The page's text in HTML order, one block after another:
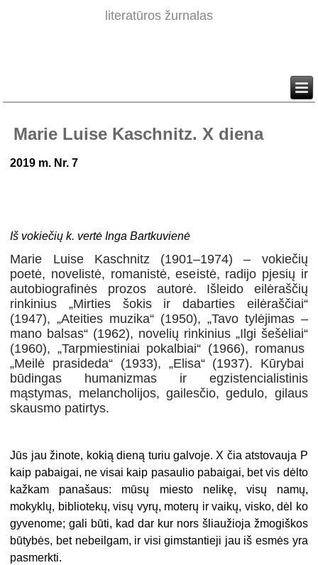
literatūros žurnalas
Marie Luise Kaschnitz. X diena
2019 m. Nr. 7
Iš vokiečių k. vertė Inga Bartkuvienė
Marie Luise Kaschnitz (1901–1974) – vokiečių
poetė, novelistė, romanistė, eseistė, radijo pjesių ir
autobiografinės prozos autorė. Išleido eilėraščių
rinkinius „Mirties šokis ir dabarties eilėraščiai“
(1947), „Ateities muzika“ (1950), „Tavo tylėjimas –
mano balsas“ (1962), novelių rinkinius „Ilgi šešėliai“
(1960), „Tarpmiestiniai pokalbiai“ (1966), romanus
„Meilė prasideda“ (1933), „Elisa“(1937). Kūrybai
būdingas humanizmas ir egzistencialistinis
mąstymas, melancholijos, gailesčio, gedulo, gilaus
skausmo patirtys.
Jūs jau žinote, kokią dieną turiu galvoje. X čia atstovauja P
kaip pabaigai, ne visai kaip pasaulio pabaigai, bet vis dėlto
kažkam panašaus: mūsų miesto nelikę, visų namų,
mokyklų, bibliotekų, visų vyrų, moterų ir vaikų, visko, dėl ko
gyvenome; gali būti, kad dar kur nors šliaužioja žmogiškos
būtybės, bet nebeilgam, ir visi gimstantieji jau iš esmės yra
pasmerkti.